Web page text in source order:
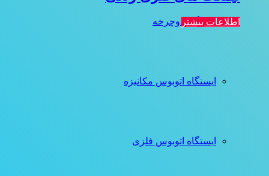
ایستگاه دوچرخه
ایستگاه اتوبوس مکانیزه
ایستگاه اتوبوس فلزی
اطلاعات بیشتر